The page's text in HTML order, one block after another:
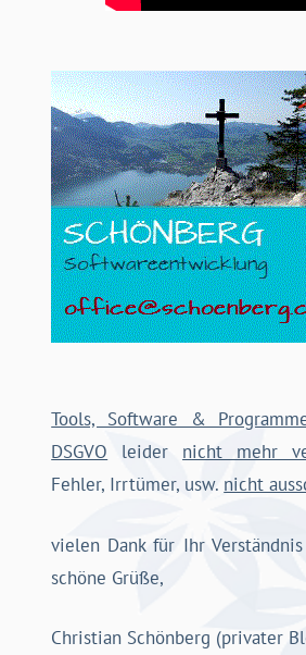
Tools, Software &
DSGVO leider nicht mehr
Fehler, Irrtümer, usw. nicht
vielen Dank für Ihr
schöne Grüße,
Christian Schönberg (privater